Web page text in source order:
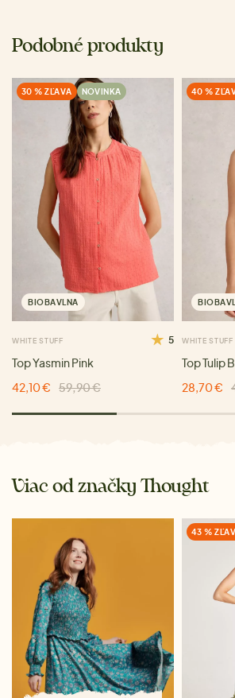
Podobné produkty
30 % ZĽAVA NOVINKA
BIOBAVLNA
WHITE STUFF 5
Top Yasmin Pink
42,10 €
59,90 €
40 %
WHITE STUFF
Top Tulip
28,70 €
Viac od značky Thought
43 %